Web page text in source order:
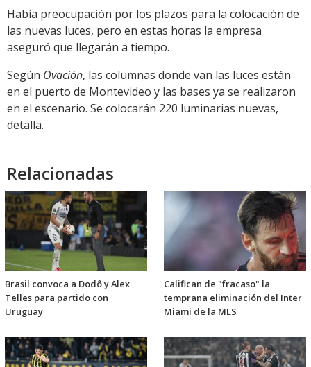
Había preocupación por los plazos para la colocación de
las nuevas luces, pero en estas horas la empresa
aseguró que llegarán a tiempo.
Según Ovación, las columnas donde van las luces están
en el puerto de Montevideo y las bases ya se realizaron
en el escenario. Se colocarán 220 luminarias nuevas,
detalla.
Relacionadas
Brasil convoca a Dodô y Alex
Telles para partido con
Uruguay
Califican de "fracaso" la
temprana eliminación del Inter
Miami de la MLS